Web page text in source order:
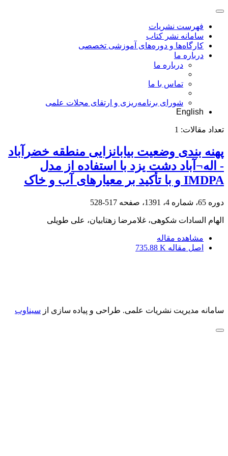
فهرست نشریات
سامانه نشر کتاب
کارگاه‌ها و دوره‌های آموزشی تخصصی
درباره ما
درباره ما
تماس با ما
شورای برنامه‌ریزی و ارتقای مجلات علمی
English
تعداد مقالات: 1
پهنه بندی وضعیت بیابان‏زایی منطقه خضرآباد
- اله¬آباد دشت یزد با استفاده از مدل
IMDPA و با تأکید بر معیارهای آب و خاک
دوره 65، شماره 4، 1391، صفحه 517-528
الهام السادات شکوهی، غلامرضا زهتابیان، علی طویلی
مشاهده مقاله
اصل مقاله 735.88 K
سامانه مدیریت نشریات علمی. طراحی و پیاده سازی از سیناوب